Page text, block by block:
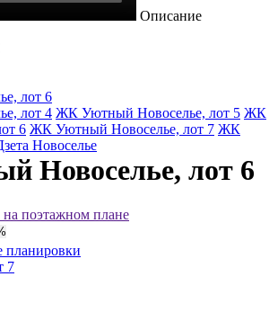
Описание
лот 6
лот 4 ЖК Уютный Новоселье, лот 5 ЖК
6 ЖК Уютный Новоселье, лот 7 ЖК
Новоселье
Новоселье, лот 6
поэтажном плане
планировки
7